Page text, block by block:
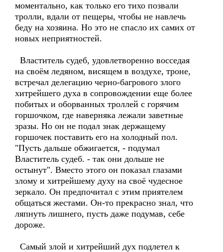
моментально, как только его тихо позвали
тролли, вдали от пещеры, чтобы не навлечь
беду на хозяина. Но это не спасло их самих от
новых неприятностей.
Властитель судеб, удовлетворенно восседая
на своём ледяном, висящем в воздухе, троне,
встречал делегацию черно-багрового злого
хитрейшего духа в сопровождении еще более
побитых и оборванных троллей с горячим
горшочком, где наверняка лежали заветные
зразы. Но он не подал знак держащему
горшочек поставить его на холодный пол.
"Пусть дальше обжигается, - подумал
Властитель судеб. - так они дольше не
остынут". Вместо этого он показал глазами
злому и хитрейшему духу на своё чудесное
зеркало. Он предпочитал с этим приятелем
общаться жестами. Он-то прекрасно знал, что
ляпнуть лишнего, пусть даже подумав, себе
дороже.
Самый злой и хитрейший дух подлетел к